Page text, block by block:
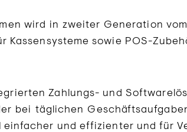
wird in zweiter Generation
sowie POS-
Zahlungs- und
bei täglichen
einfacher und effizienter und für